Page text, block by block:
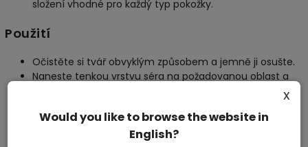
složení vhodné pro každý typ pokožky.
Použití
Očistěte si tvář obvyklým způsobem a jemně ji osušte.
Naneste tenkou vrstvu séra na požadovanou oblast a
Jakmile se sérum vstřebá, můžete aplikovat následný
Would you like to browse the website in
English?
x